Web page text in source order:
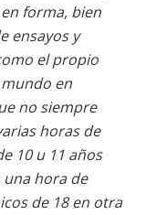
forma, bien
ensayos y
el propio
en
no siempre
horas de
10 u 11 años
una hora de
de 18 en otra